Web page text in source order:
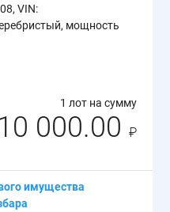
VIN:
мощность
1 лот на сумму
000.00 ₽
имущества